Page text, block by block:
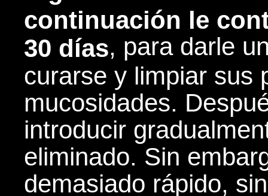
continuación le
30 días, para darle
curarse y limpiar sus
mucosidades.
introducir
eliminado. Sin
demasiado rápido,